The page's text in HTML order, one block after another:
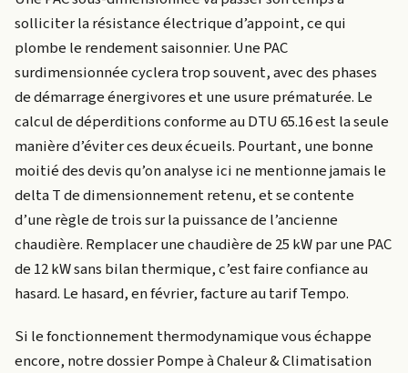
solliciter la résistance électrique d’appoint, ce qui
plombe le rendement saisonnier. Une PAC
surdimensionnée cyclera trop souvent, avec des phases
de démarrage énergivores et une usure prématurée. Le
calcul de déperditions conforme au DTU 65.16 est la seule
manière d’éviter ces deux écueils. Pourtant, une bonne
moitié des devis qu’on analyse ici ne mentionne jamais le
delta T de dimensionnement retenu, et se contente
d’une règle de trois sur la puissance de l’ancienne
chaudière. Remplacer une chaudière de 25 kW par une PAC
de 12 kW sans bilan thermique, c’est faire confiance au
hasard. Le hasard, en février, facture au tarif Tempo.
Si le fonctionnement thermodynamique vous échappe
encore, notre dossier Pompe à Chaleur & Climatisation